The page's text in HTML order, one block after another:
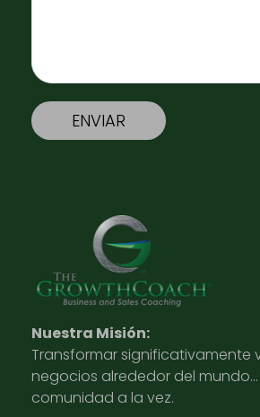
Nuestra Misión:
Transformar significativamente
negocios alrededor del
comunidad a la vez.